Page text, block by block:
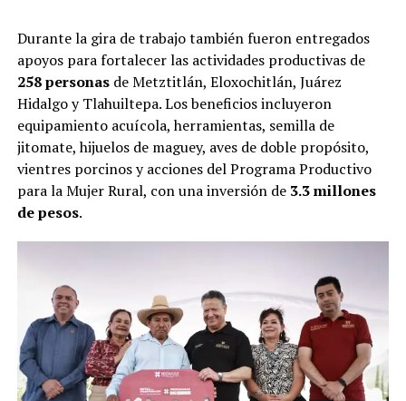
Durante la gira de trabajo también fueron entregados
apoyos para fortalecer las actividades productivas de
258 personasde Metztitlán, Eloxochitlán, Juárez
Hidalgo y Tlahuiltepa. Los beneficios incluyeron
equipamiento acuícola, herramientas, semilla de
jitomate, hijuelos de maguey, aves de doble propósito,
vientres porcinos y acciones del Programa Productivo
para la Mujer Rural, con una inversión de 3.3 millones
de pesos.